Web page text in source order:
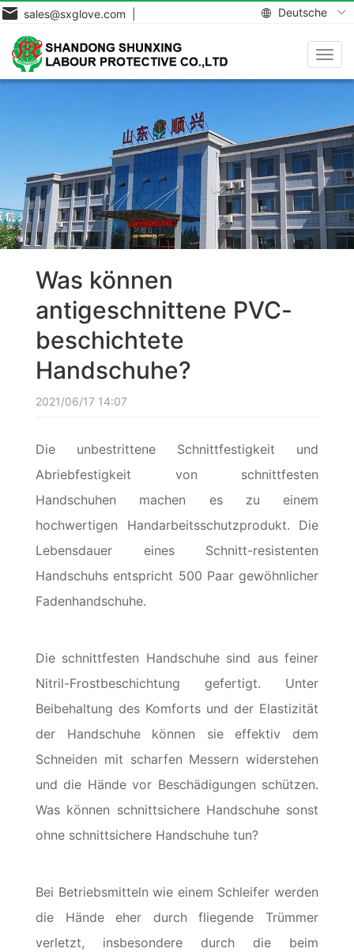
Deutsche
sales@sxglove.com |
Was können
antigeschnittene PVC-
beschichtete
Handschuhe?
2021/06/17 14:07
Die unbestrittene Schnittfestigkeit und
Abriebfestigkeit von schnittfesten
Handschuhen machen es zu einem
hochwertigen Handarbeitsschutzprodukt. Die
Lebensdauer eines Schnitt-resistenten
Handschuhs entspricht 500 Paar gewöhnlicher
Fadenhandschuhe.
Die schnittfesten Handschuhe sind aus feiner
Nitril-Frostbeschichtung gefertigt. Unter
Beibehaltung des Komforts und der Elastizität
der Handschuhe können sie effektiv dem
Schneiden mit scharfen Messern widerstehen
und die Hände vor Beschädigungen schützen.
Was können schnittsichere Handschuhe sonst
ohne schnittsichere Handschuhe tun?
Bei Betriebsmitteln wie einem Schleifer werden
die Hände eher durch fliegende Trümmer
verletzt, insbesondere durch die beim